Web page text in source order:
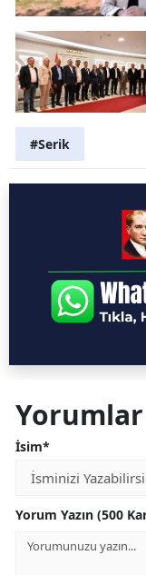
#Serik
Yorumlar
İsim*
Yorum Yazın (500